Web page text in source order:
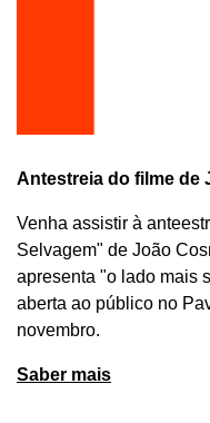
Antestreia do filme de
Venha assistir à
Selvagem" de João
apresenta "o lado mais
aberta ao público no
novembro.
Saber mais